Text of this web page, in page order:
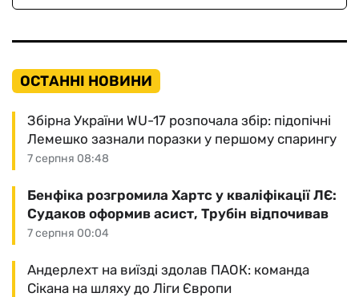
ОСТАННІ НОВИНИ
7 серпня 08:48
Збірна України WU-17 розпочала збір: підопічні
Лемешко зазнали поразки у першому спарингу
7 серпня 00:04
Бенфіка розгромила Хартс у кваліфікації ЛЄ:
Судаков оформив асист, Трубін відпочивав
Андерлехт на виїзді здолав ПАОК: команда
Сікана на шляху до Ліги Європи